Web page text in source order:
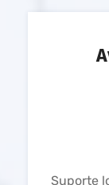
Suporte